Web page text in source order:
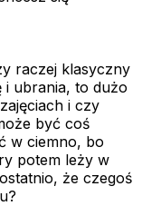
raczej klasyczny
i ubrania, to dużo
i czy
być coś
w ciemno, bo
potem leży w
że czegoś